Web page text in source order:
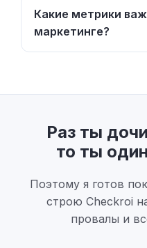
Какие метрики
маркетинге?
Раз ты
то ты
Поэтому я готов
строю Checkroi
провалы и